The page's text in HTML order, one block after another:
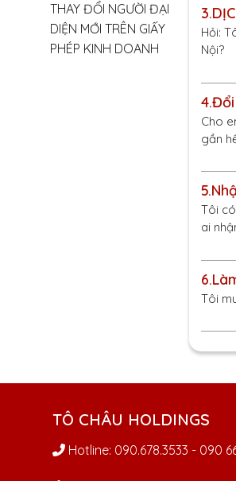
THAY ĐỔI NGƯỜI ĐẠI
DIỆN MỚI TRÊN GIẤY
PHÉP KINH DOANH
3.
Hỏi:
Nội?
4.Đổi
Cho
gần
5.
Tôi
ai
6.
Tôi
TÔ CHÂU HOLDINGS
Hotline: 090.678.3533 - 090